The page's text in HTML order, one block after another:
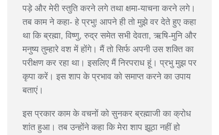
पड़े और मेरी स्तुति करने लगे तथा क्षमा-याचना करने लगे।
तब काम ने कहा- हे प्रभु! आपने ही तो मुझे वर देते हुए कहा
था कि ब्रह्मा, विष्णु, रुद्र समेत सभी देवता, ऋषि-मुनि और
मनुष्य तुम्हारे वश में होंगे। मैं तो सिर्फ अपनी उस शक्ति का
परीक्षण कर रहा था। इसलिए मैं निरपराध हूं। प्रभु मुझ पर
कृपा करें। इस शाप के प्रभाव को समाप्त करने का उपाय
बताएं।
इस प्रकार काम के वचनों को सुनकर ब्रह्माजी का क्रोध
शांत हुआ। तब उन्होंने कहा कि मेरा शाप झूठा नहीं हो